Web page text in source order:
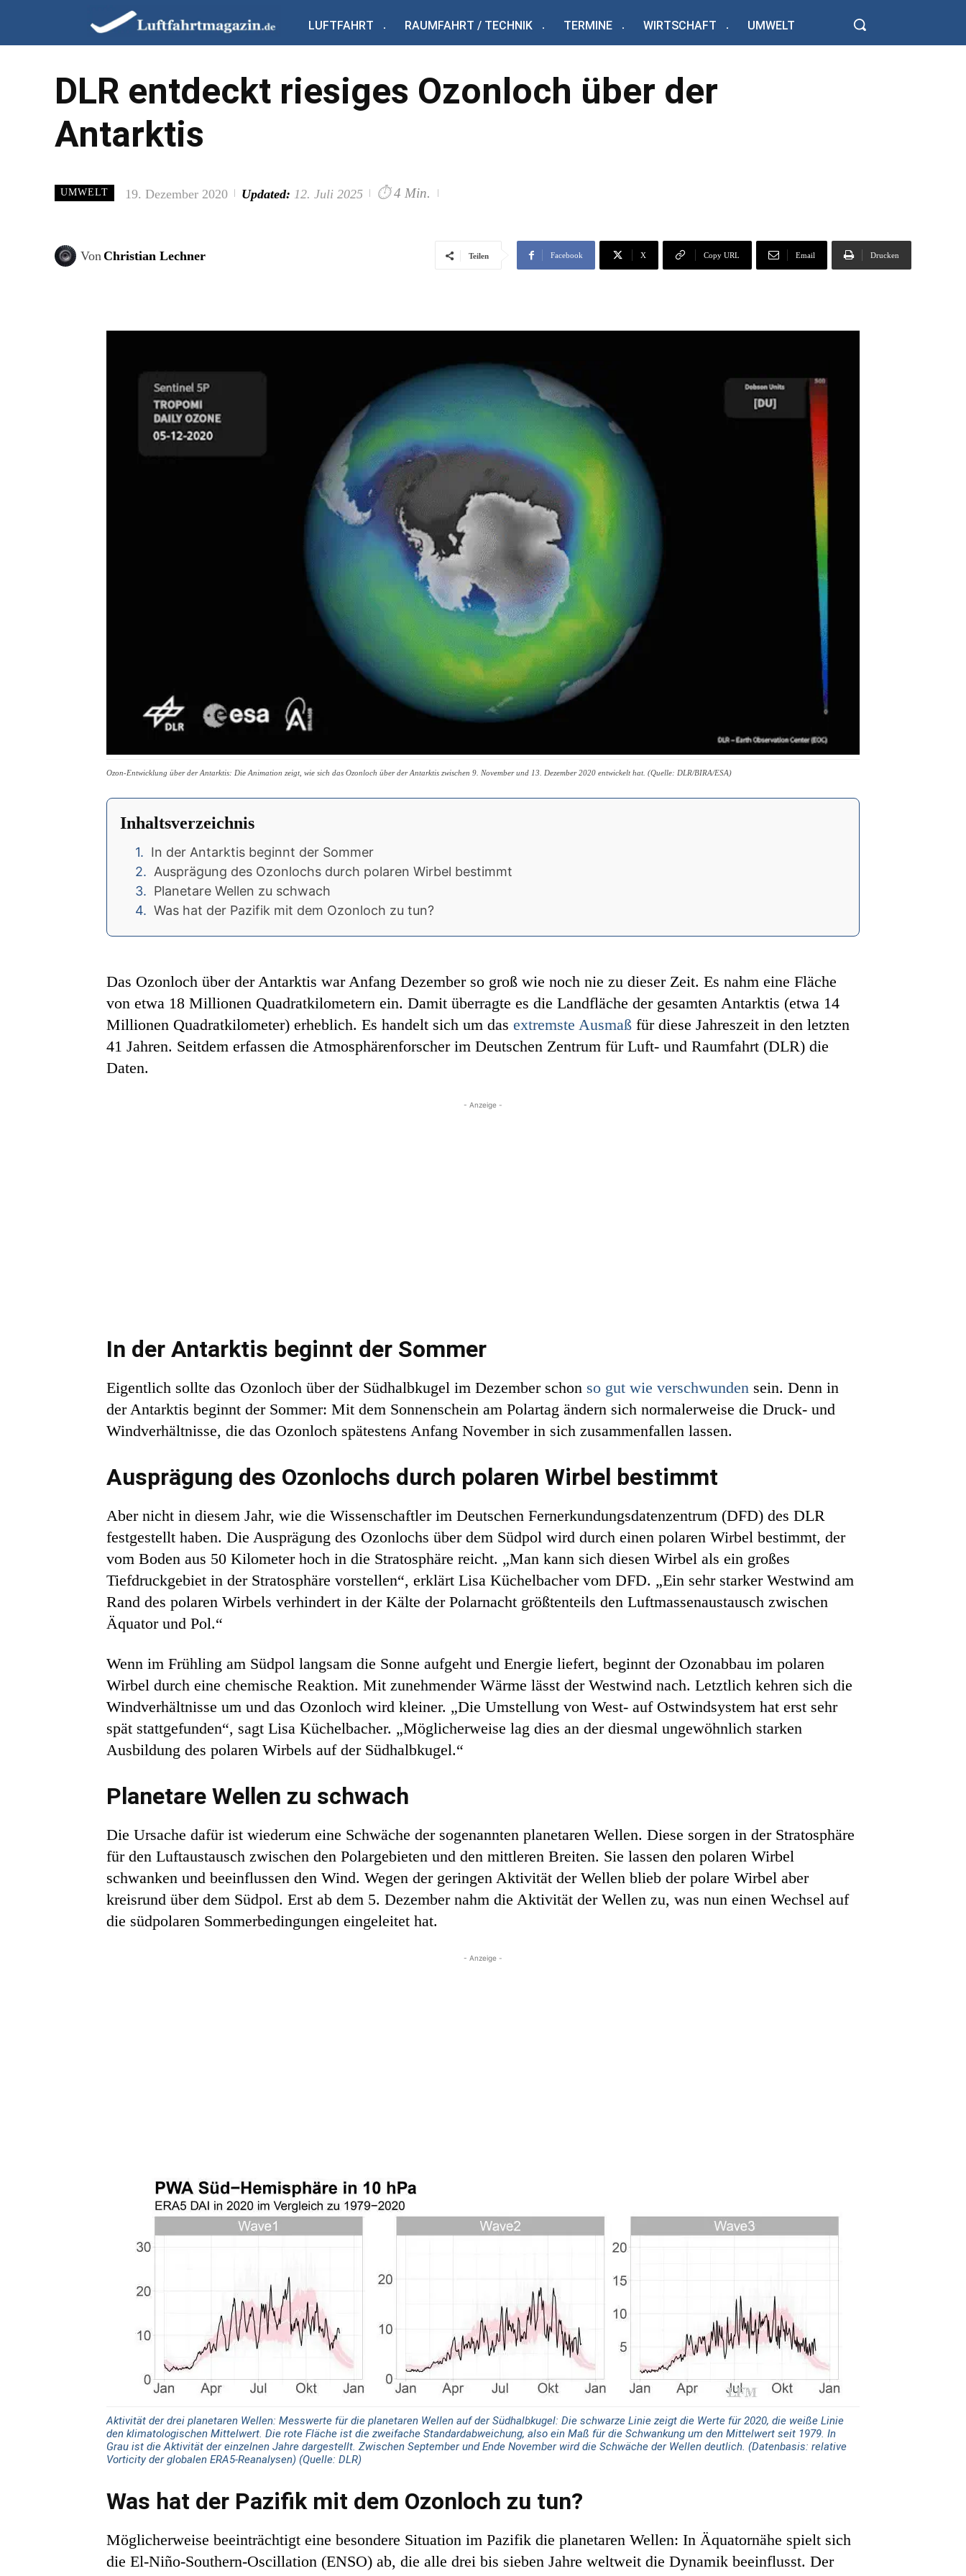
LUFTFAHRT RAUMFAHRT / TECHNIK TERMINE WIRTSCHAFT UMWELT
DLR entdeckt rie­si­ges Ozonloch über der
Antarktis
UMWELT 19. Dezember 2020 Updated: 12. Juli 2025 ⏱ 4 Min.
VonChristian Lechner Teilen Facebook X Copy URL Email Drucken
Ozon-Entwicklung über der Antarktis: Die Animation zeigt, wie sich das Ozonloch über der Antarktis zwischen 9. November und 13. Dezember 2020 entwickelt hat. (Quelle: DLR/BIRA/ESA)
Inhaltsverzeichnis
In der Antarktis beginnt der Sommer
Ausprägung des Ozonlochs durch polaren Wirbel bestimmt
Planetare Wellen zu schwach
Was hat der Pazifik mit dem Ozonloch zu tun?
Das Ozonloch über der Antarktis war Anfang Dezember so groß wie noch nie zu dieser Zeit. Es nahm eine Fläche
von etwa 18 Millionen Quadratkilometern ein. Damit überragte es die Landfläche der gesamten Antarktis (etwa 14
Millionen Quadratkilometer) erheblich. Es handelt sich um das extremste Ausmaß für diese Jahreszeit in den letzten
41 Jahren. Seitdem erfassen die Atmosphärenforscher im Deutschen Zentrum für Luft- und Raumfahrt (DLR) die
Daten.
- Anzeige -
In der Antarktis beginnt der Sommer
Eigentlich sollte das Ozonloch über der Südhalbkugel im Dezember schon so gut wie verschwunden sein. Denn in
der Antarktis beginnt der Sommer: Mit dem Sonnenschein am Polartag ändern sich normalerweise die Druck- und
Windverhältnisse, die das Ozonloch spätestens Anfang November in sich zusammenfallen lassen.
Ausprägung des Ozonlochs durch polaren Wirbel bestimmt
Aber nicht in diesem Jahr, wie die Wissenschaftler im Deutschen Fernerkundungsdatenzentrum (DFD) des DLR
festgestellt haben. Die Ausprägung des Ozonlochs über dem Südpol wird durch einen polaren Wirbel bestimmt, der
vom Boden aus 50 Kilometer hoch in die Stratosphäre reicht. „Man kann sich diesen Wirbel als ein großes
Tiefdruckgebiet in der Stratosphäre vorstellen“, erklärt Lisa Küchelbacher vom DFD. „Ein sehr starker Westwind am
Rand des polaren Wirbels verhindert in der Kälte der Polarnacht größtenteils den Luftmassenaustausch zwischen
Äquator und Pol.“
Wenn im Frühling am Südpol langsam die Sonne aufgeht und Energie liefert, beginnt der Ozonabbau im polaren
Wirbel durch eine chemische Reaktion. Mit zunehmender Wärme lässt der Westwind nach. Letztlich kehren sich die
Windverhältnisse um und das Ozonloch wird kleiner. „Die Umstellung von West- auf Ostwindsystem hat erst sehr
spät stattgefunden“, sagt Lisa Küchelbacher. „Möglicherweise lag dies an der diesmal ungewöhnlich starken
Ausbildung des polaren Wirbels auf der Südhalbkugel.“
Planetare Wellen zu schwach
Die Ursache dafür ist wiederum eine Schwäche der sogenannten planetaren Wellen. Diese sorgen in der Stratosphäre
für den Luftaustausch zwischen den Polargebieten und den mittleren Breiten. Sie lassen den polaren Wirbel
schwanken und beeinflussen den Wind. Wegen der geringen Aktivität der Wellen blieb der polare Wirbel aber
kreisrund über dem Südpol. Erst ab dem 5. Dezember nahm die Aktivität der Wellen zu, was nun einen Wechsel auf
die südpolaren Sommerbedingungen eingeleitet hat.
- Anzeige -
Aktivität der drei planetaren Wellen: Messwerte für die planetaren Wellen auf der Südhalbkugel: Die schwarze Linie zeigt die Werte für 2020, die weiße Linie
den klimatologischen Mittelwert. Die rote Fläche ist die zweifache Standardabweichung, also ein Maß für die Schwankung um den Mittelwert seit 1979. In
Grau ist die Aktivität der einzelnen Jahre dargestellt. Zwischen September und Ende November wird die Schwäche der Wellen deutlich. (Datenbasis: relative
Vorticity der globalen ERA5-Reanalysen) (Quelle: DLR)
Was hat der Pazifik mit dem Ozonloch zu tun?
Möglicherweise beeinträchtigt eine besondere Situation im Pazifik die planetaren Wellen: In Äquatornähe spielt sich
die El-Niño-Southern-Oscillation (ENSO) ab, die alle drei bis sieben Jahre weltweit die Dynamik beeinflusst. Der